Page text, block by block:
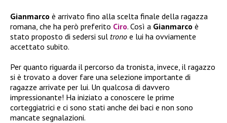
Gianmarco è arrivato fino alla scelta finale della ragazza
romana, che ha però preferito Ciro. Così a Gianmarco è
stato proposto di sedersi sul trono e lui ha ovviamente
accettato subito.
Per quanto riguarda il percorso da tronista, invece, il ragazzo
si è trovato a dover fare una selezione importante di
ragazze arrivate per lui. Un qualcosa di davvero
impressionante! Ha iniziato a conoscere le prime
corteggiatrici e ci sono stati anche dei baci e non sono
mancate segnalazioni.